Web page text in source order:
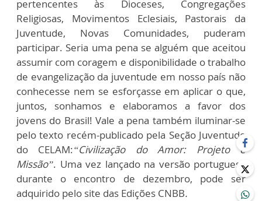
pertencentes às Dioceses, Congregações
Religiosas, Movimentos Eclesiais, Pastorais da
Juventude, Novas Comunidades, puderam
participar. Seria uma pena se alguém que aceitou
assumir com coragem e disponibilidade o trabalho
de evangelização da juventude em nosso país não
conhecesse nem se esforçasse em aplicar o que,
juntos, sonhamos e elaboramos a favor dos
jovens do Brasil! Vale a pena também iluminar-se
pelo texto recém-publicado pela Seção Juventude
do CELAM:“Civilização do Amor: Projeto e
Missão”. Uma vez lançado na versão portuguesa
durante o encontro de dezembro, pode ser
adquirido pelo site das Edições CNBB.